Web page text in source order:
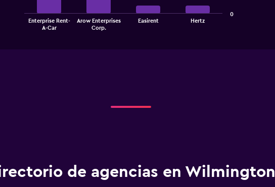
The
chart
axis
displaying
Enterprise Rent-
A-Car
Arow Enterprises
Corp.
Easirent Hertz
0
de agencias en Wilmington